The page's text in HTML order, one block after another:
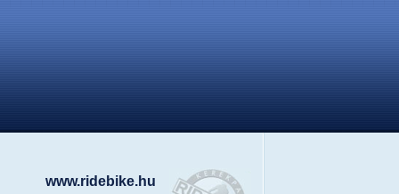
www.ridebike.hu